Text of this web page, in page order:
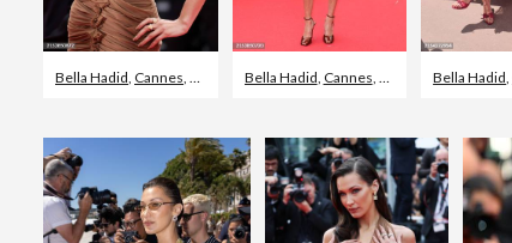
Bella Hadid, Cannes, Saint LaurentBella Hadid, Cannes, Jurk Bella Hadid,